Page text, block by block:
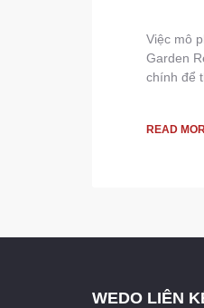
Việc mô
Garden
chính để
READ
WEDO LIÊN